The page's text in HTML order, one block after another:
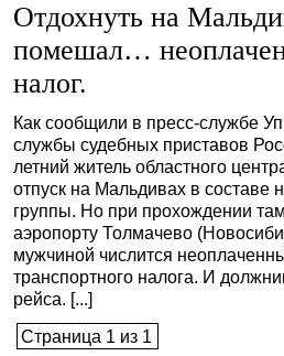
Отдохнуть на
помешал…
налог.
Как сообщили в пресс-службе
службы судебных приставов
летний житель областного
отпуск на Мальдивах в составе
группы. Но при прохождении
аэропорту Толмачево
мужчиной числится
транспортного налога. И
рейса. [...]
Страница 1 из 1